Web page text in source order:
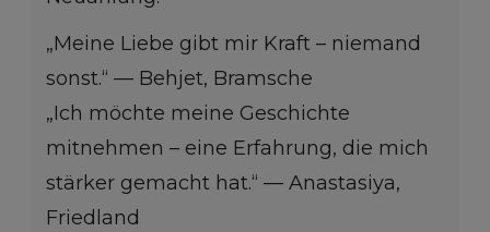
„Meine Liebe gibt mir Kraft – niemand
sonst.“ — Behjet, Bramsche
„Ich möchte meine Geschichte
mitnehmen – eine Erfahrung, die mich
stärker gemacht hat.“ — Anastasiya,
Friedland